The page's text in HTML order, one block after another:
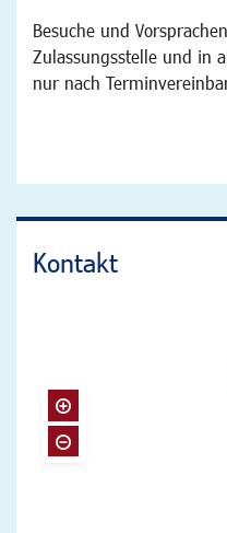
Besuche und
Zulassungsstelle und in
nur nach
Kontakt